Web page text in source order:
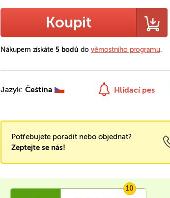
Koupit
Nákupem získáte 5 bodů do věrnostního programu.
Jazyk:Čeština Hlídací pes
Potřebujete poradit nebo objednat?
Zeptejte se nás!
10